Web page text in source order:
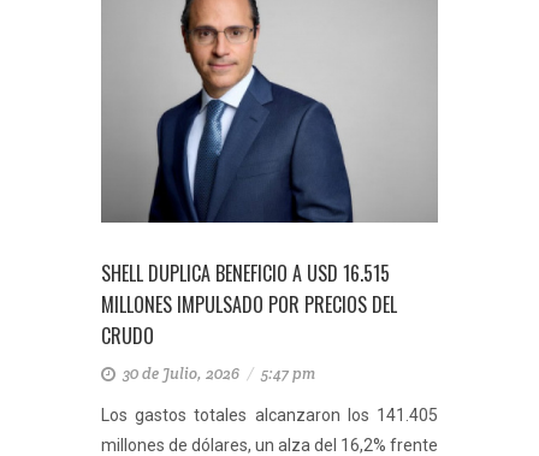
SHELL DUPLICA BENEFICIO A USD 16.515
MILLONES IMPULSADO POR PRECIOS DEL
CRUDO
30 de Julio, 2026 / 5:47 pm
Los gastos totales alcanzaron los 141.405
millones de dólares, un alza del 16,2% frente